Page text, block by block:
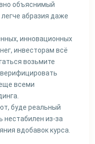
объяснимый
абразия даже
инновационных
инвесторам всё
возьмите
всеми
буде реальный
нестабилен из-за
вдобавок курса.